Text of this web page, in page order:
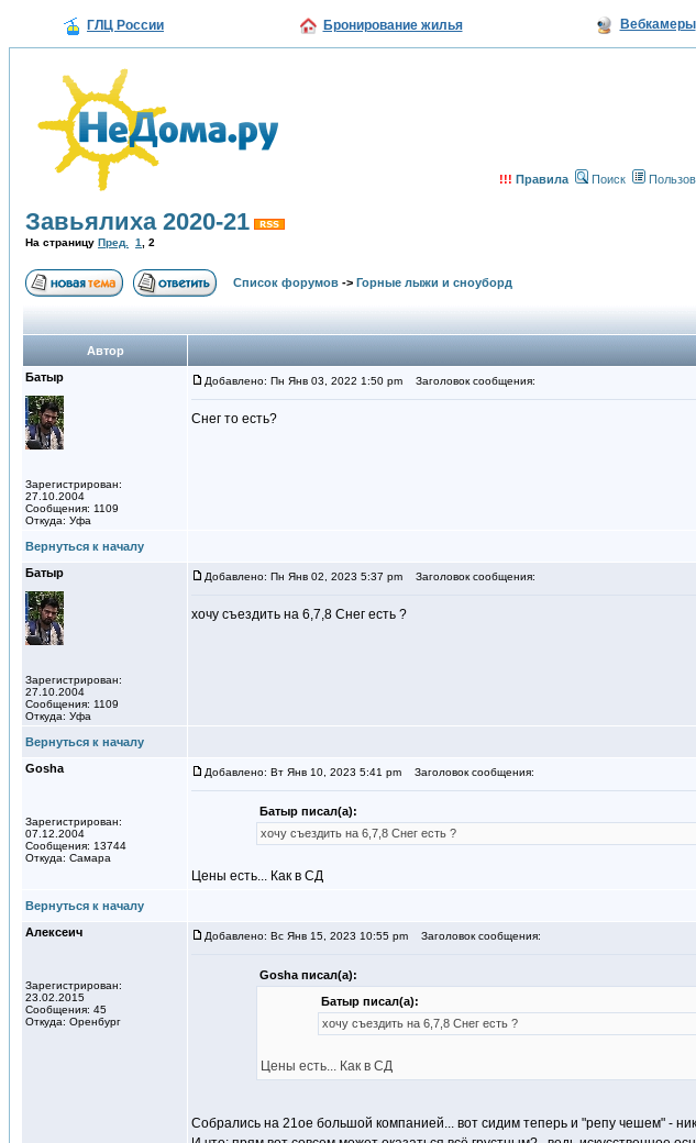
ГЛЦ России Бронирование жилья Вебкамеры
!!! Правила Поиск
Завьялиха 2020-21
На страницу Пред. 1 2
Список форумов -> Горные лыжи и сноуборд
Автор
Батыр
Зарегистрирован:
27.10.2004
Сообщения: 1109
Откуда: Уфа
Добавлено: Пн Янв 03, 2022 1:50 pm Заголовок сообщения:
Снег то есть?
Вернуться к началу
Батыр
Зарегистрирован:
27.10.2004
Сообщения: 1109
Откуда: Уфа
Добавлено: Пн Янв 02, 2023 5:37 pm Заголовок сообщения:
хочу съездить на 6,7,8 Снег есть ?
Вернуться к началу
Gosha
Зарегистрирован:
07.12.2004
Сообщения: 13744
Откуда: Самара
Добавлено: Вт Янв 10, 2023 5:41 pm Заголовок сообщения:
Батыр писал(а):
хочу съездить на 6,7,8 Снег есть ?
Цены есть... Как в СД
Вернуться к началу
Алексеич
Зарегистрирован:
23.02.2015
Сообщения: 45
Откуда: Оренбург
Добавлено: Вс Янв 15, 2023 10:55 pm Заголовок сообщения:
Gosha писал(а):
Батыр писал(а):
хочу съездить на 6,7,8 Снег есть ?
Цены есть... Как в СД
Собрались на 21ое большой компанией... вот сидим теперь и "репу чешем" -